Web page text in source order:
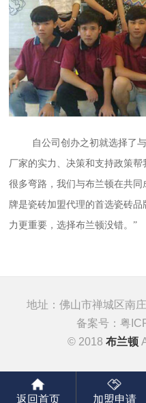
自公司创办之初就选择了
厂家的实力、决策和支持政策
很多弯路，我们与布兰顿在共
牌是瓷砖加盟代理的首选瓷砖品
力更重要，选择布兰顿没错。”
地址：佛山市禅城区南
备案号： 粤
© 2018 布兰顿
返回首页 加盟申请